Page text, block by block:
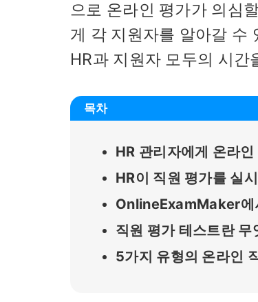
으로 온라인 평가가 의심
게 각 지원자를 알아갈 수
HR과 지원자 모두의 시간
목차
HR 관리자에게 온라
HR이 직원 평가를 실
OnlineExamMaker에
직원 평가 테스트란 무
5가지 유형의 온라인